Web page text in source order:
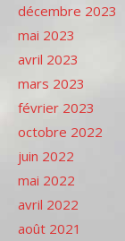
décembre 2023
mai 2023
avril 2023
mars 2023
février 2023
octobre 2022
juin 2022
mai 2022
avril 2022
août 2021